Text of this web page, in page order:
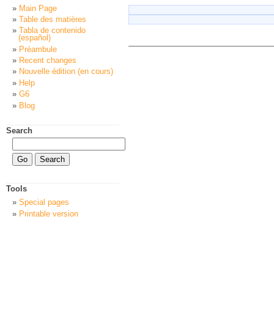
Main Page
Table des matières
Tabla de contenido
(español)
Préambule
Recent changes
Nouvelle édition (en cours)
Help
G6
Blog
Search
Tools
Special pages
Printable version